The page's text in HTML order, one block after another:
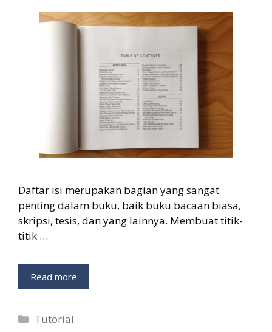
Daftar isi merupakan bagian yang sangat
penting dalam buku, baik buku bacaan biasa,
skripsi, tesis, dan yang lainnya. Membuat titik-
titik …
Read more
Categories
Tutorial